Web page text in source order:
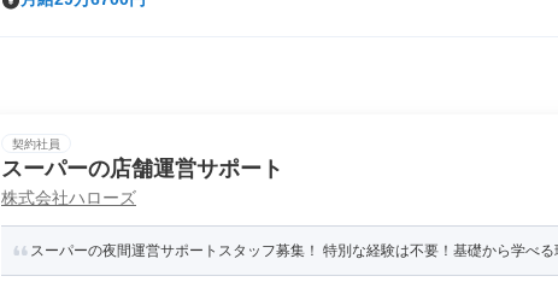
契約社員
スーパーの店舗運営サポート
株式会社ハローズ
スーパーの夜間運営サポートスタッフ募集！ 特別な経験は不要！基礎から学べ